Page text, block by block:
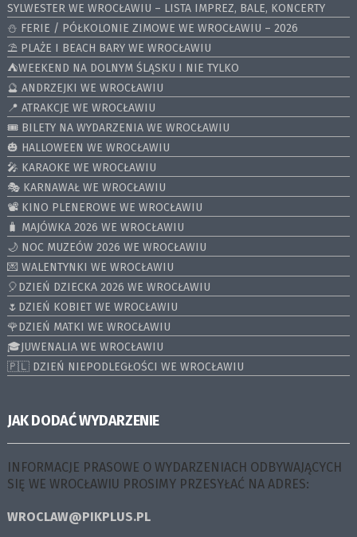
SYLWESTER WE WROCŁAWIU – LISTA IMPREZ, BALE, KONCERTY
⛄️ FERIE / PÓŁKOLONIE ZIMOWE WE WROCŁAWIU – 2026
⛱️ PLAŻE I BEACH BARY WE WROCŁAWIU
⛺️WEEKEND NA DOLNYM ŚLĄSKU I NIE TYLKO
🔮 ANDRZEJKI WE WROCŁAWIU
📍 ATRAKCJE WE WROCŁAWIU
🎟️ BILETY NA WYDARZENIA WE WROCŁAWIU
🎃 HALLOWEEN WE WROCŁAWIU
🎤 KARAOKE WE WROCŁAWIU
🎭 KARNAWAŁ WE WROCŁAWIU
📽️ KINO PLENEROWE WE WROCŁAWIU
🧳 MAJÓWKA 2026 WE WROCŁAWIU
🌙 NOC MUZEÓW 2026 WE WROCŁAWIU
💌 WALENTYNKI WE WROCŁAWIU
🎈DZIEŃ DZIECKA 2026 WE WROCŁAWIU
🌷DZIEŃ KOBIET WE WROCŁAWIU
🌹DZIEŃ MATKI WE WROCŁAWIU
🎓JUWENALIA WE WROCŁAWIU
🇵🇱 DZIEŃ NIEPODLEGŁOŚCI WE WROCŁAWIU
JAK DODAĆ WYDARZENIE
INFORMACJE PRASOWE O WYDARZENIACH ODBYWAJĄCYCH
SIĘ WE WROCŁAWIU PROSIMY PRZESYŁAĆ NA ADRES:
WROCLAW@PIKPLUS.PL